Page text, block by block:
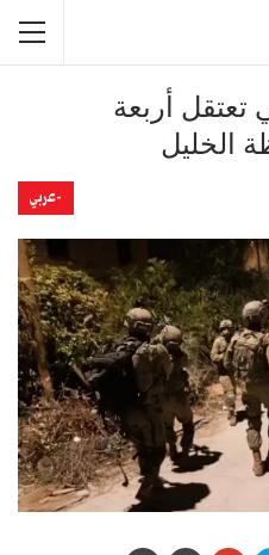
تعتقل أربعة
الخليل
-عربي